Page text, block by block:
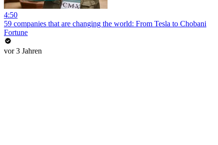
4:50
59 companies that are changing the world: From Tesla to Chobani
Fortune
vor 3 Jahren